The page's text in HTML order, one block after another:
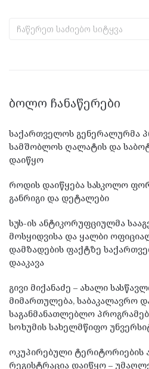
ᲑᲝᲚᲝ ᲩᲐᲜᲐᲬᲔᲠᲔᲑᲘ
საქართველოს გენერალურმა
სამშობლოს ღალატის და
დაიწყო
როდის დაიწყება სასკოლო
განრიგი და დეტალები
სუს-ის ანტიკორუფციულმა
მოსყიდვისა და ყალბი
დამზადების ფაქტზე
დააკავა
გივი მიქანაძე – ახალი
მიმართულება, საბაკალავრო
საგანმანათლებლო
სოხუმის სახელმწიფო
ოკუპირებული ტერიტორიების
რეგისტრაცია დაიწყო –